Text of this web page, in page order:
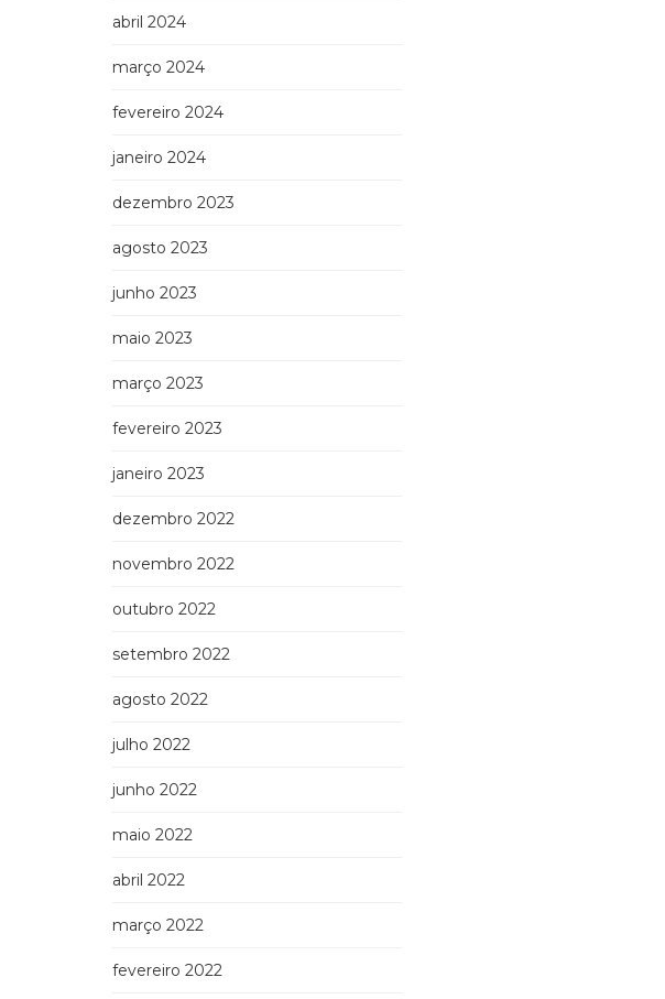
abril 2024
março 2024
fevereiro 2024
janeiro 2024
dezembro 2023
agosto 2023
junho 2023
maio 2023
março 2023
fevereiro 2023
janeiro 2023
dezembro 2022
novembro 2022
outubro 2022
setembro 2022
agosto 2022
julho 2022
junho 2022
maio 2022
abril 2022
março 2022
fevereiro 2022